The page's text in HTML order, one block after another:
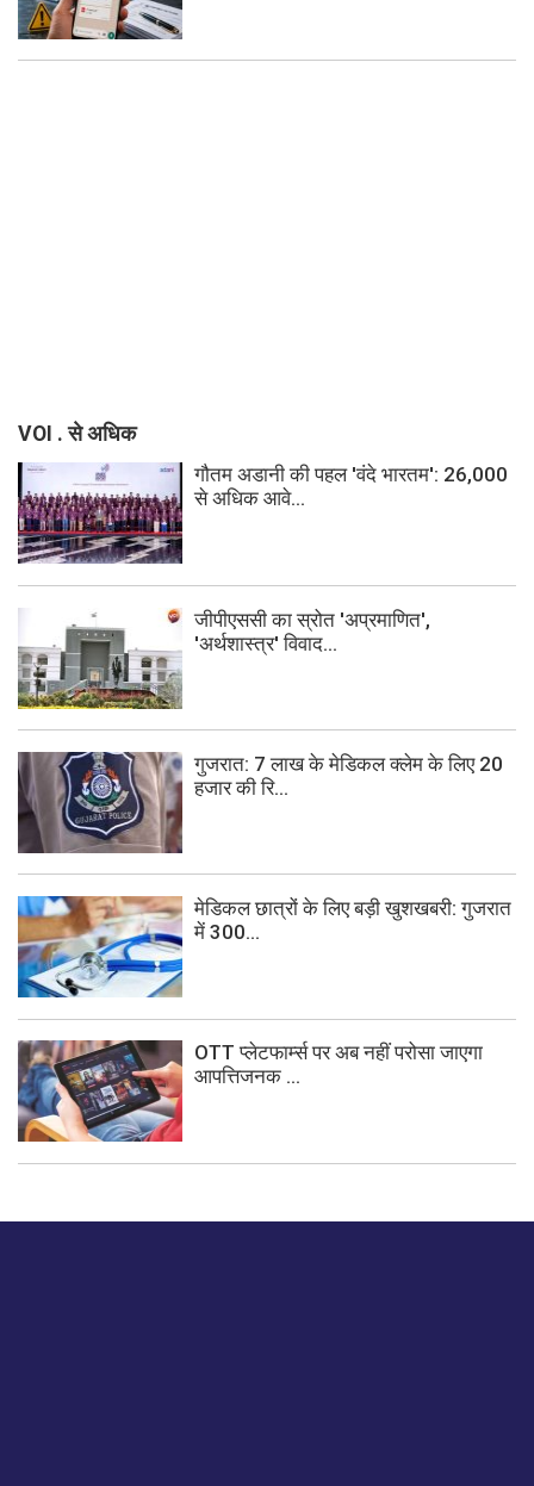
VOI . से अधिक
गौतम अडानी की पहल 'वंदे भारतम': 26,000
से अधिक आवे...
जीपीएससी का स्रोत 'अप्रमाणित',
'अर्थशास्त्र' विवाद...
गुजरात: 7 लाख के मेडिकल क्लेम के लिए 20
हजार की रि...
मेडिकल छात्रों के लिए बड़ी खुशखबरी: गुजरात
में 300...
OTT प्लेटफार्म्स पर अब नहीं परोसा जाएगा
आपत्तिजनक ...